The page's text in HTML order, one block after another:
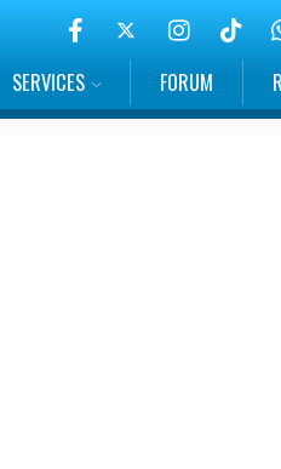
SERVICES FORUM